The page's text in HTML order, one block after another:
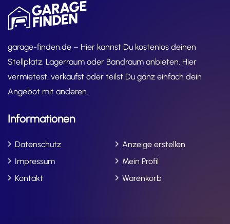
garage-finden.de – Hier kannst Du kostenlos deinen
Stellplatz, Lagerraum oder Bandraum anbieten. Hier
vermietest, verkaufst oder teilst Du ganz einfach dein
Angebot mit anderen.
Informationen
Datenschutz
Impressum
Kontakt
Anzeige erstellen
Mein Profil
Warenkorb